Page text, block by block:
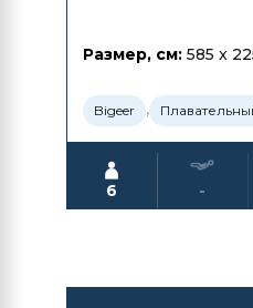
Размер, см: 585 x
Bigeer ,
6 -